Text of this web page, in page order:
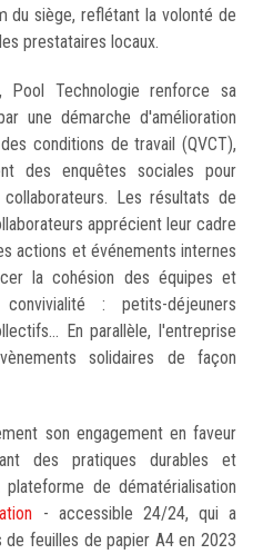
du siège, reflétant la volonté de
prestataires locaux.
Pool Technologie renforce sa
une démarche d'amélioration
conditions de travail (QVCT),
des enquêtes sociales pour
Les résultats de
apprécient leur cadre
actions et événements internes
la cohésion des équipes et
: petits-déjeuners
En parallèle, l'entreprise
solidaires de façon
son engagement en faveur
des pratiques durables et
de dématérialisation
- accessible 24/24, qui a
feuilles de papier A4 en 2023